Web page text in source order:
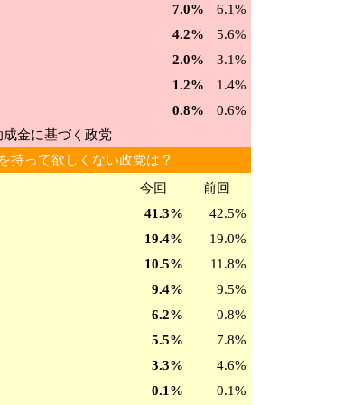
7.0%
6.1%
4.2%
5.6%
2.0%
3.1%
1.2%
1.4%
0.8%
0.6%
成金に基づく政党
持って欲しくない政党は？
今回
前回
41.3%
42.5%
19.4%
19.0%
10.5%
11.8%
9.4%
9.5%
6.2%
0.8%
5.5%
7.8%
3.3%
4.6%
0.1% 0.1%